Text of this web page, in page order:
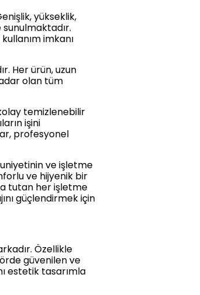
yükseklik,
imkanı
Her ürün, uzun
olan tüm
temizlenebilir
işini
profesyonel
ve işletme
ve hijyenik bir
tutan her işletme
güçlendirmek için
Özellikle
güvenilen ve
estetik tasarımla